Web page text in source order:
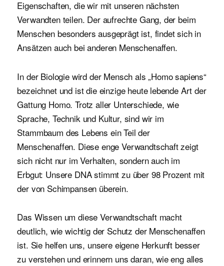
Eigenschaften, die wir mit unseren nächsten
Verwandten teilen. Der aufrechte Gang, der beim
Menschen besonders ausgeprägt ist, findet sich in
Ansätzen auch bei anderen Menschenaffen.
In der Biologie wird der Mensch als „Homo sapiens“
bezeichnet und ist die einzige heute lebende Art der
Gattung Homo. Trotz aller Unterschiede, wie
Sprache, Technik und Kultur, sind wir im
Stammbaum des Lebens ein Teil der
Menschenaffen. Diese enge Verwandtschaft zeigt
sich nicht nur im Verhalten, sondern auch im
Erbgut: Unsere DNA stimmt zu über 98 Prozent mit
der von Schimpansen überein.
Das Wissen um diese Verwandtschaft macht
deutlich, wie wichtig der Schutz der Menschenaffen
ist. Sie helfen uns, unsere eigene Herkunft besser
zu verstehen und erinnern uns daran, wie eng alles